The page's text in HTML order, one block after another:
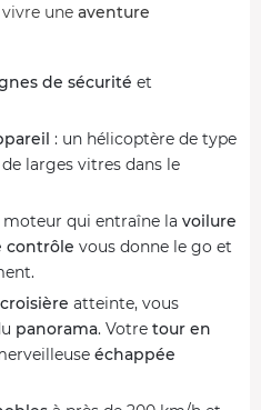
une aventure
de sécurité et
: un hélicoptère de type
larges vitres dans le
qui entraîne la voilure
contrôle vous donne le go et
atteinte, vous
panorama. Votre tour en
échappée